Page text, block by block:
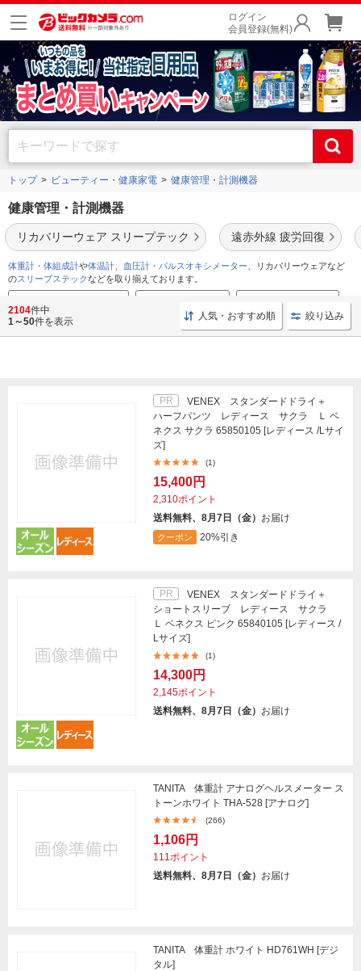
ログイン
会員登録(無料)
トップ ビューティー・健康家電 健康管理・計測機器
健康管理・計測機器
リカバリーウェア スリープテック 遠赤外線 疲労回復
体重計・体組成計や体温計 血圧計・パルスオキシメーター 、リカバリーウェアなど
のスリープステックなどを取り揃えております。
おすすめ体重計・体組成計 温湿度計おすすめ特集
2104件中
1～50件を表示 人気・おすすめ順 絞り込み
PR
VENEX スタンダードドライ＋
ハーフパンツ レディース サクラ Ｌ ベ
ネクス サクラ 65850105 [レディース /Lサイ
ズ]
(1)
15,400円
2,310ポイント
送料無料、8月7日（金） お届け
クーポン 20%引き
PR
VENEX スタンダードドライ＋
ショートスリーブ レディース サクラ
Ｌ ベネクス ピンク 65840105 [レディース /
Lサイズ]
(1)
14,300円
2,145ポイント
送料無料、8月7日（金） お届け
TANITA 体重計 アナログヘルスメーター ス
トーンホワイト THA-528 [アナログ]
(266)
1,106円
111ポイント
送料無料、8月7日（金） お届け
TANITA 体重計 ホワイト HD761WH [デジ
タル]